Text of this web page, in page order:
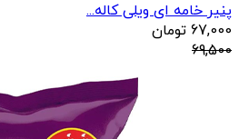
پنیر خامه ای ویلی کاله...
67,000 تومان
69,500